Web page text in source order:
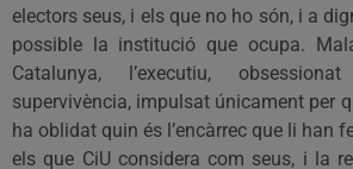
electors seus, i els que no ho són, i a
possible la institució que ocupa.
Catalunya, l’executiu,
supervivència, impulsat únicament per
ha oblidat quin és l’encàrrec que li han
els que CiU considera com seus, i la